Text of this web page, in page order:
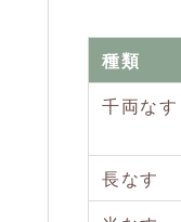
種類
千両なす
長なす